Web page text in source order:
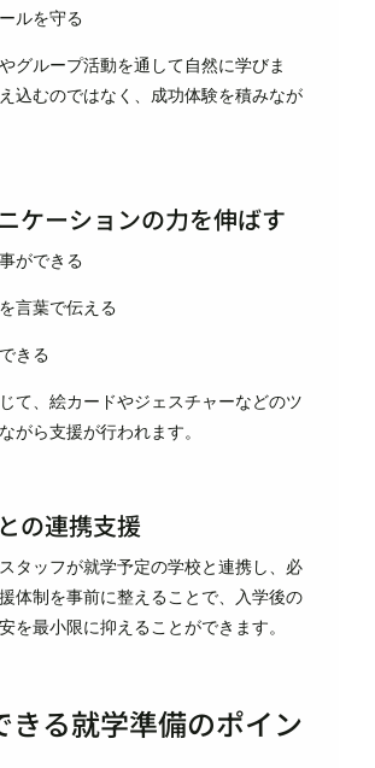
ルを守る
グループ活動を通して自然に学びま
込むのではなく、成功体験を積みなが
ケーションの力を伸ばす
ができる
言葉で伝える
きる
て、絵カードやジェスチャーなどのツ
がら支援が行われます。
の連携支援
タッフが就学予定の学校と連携し、必
体制を事前に整えることで、入学後の
を最小限に抑えることができます。
きる就学準備のポイン